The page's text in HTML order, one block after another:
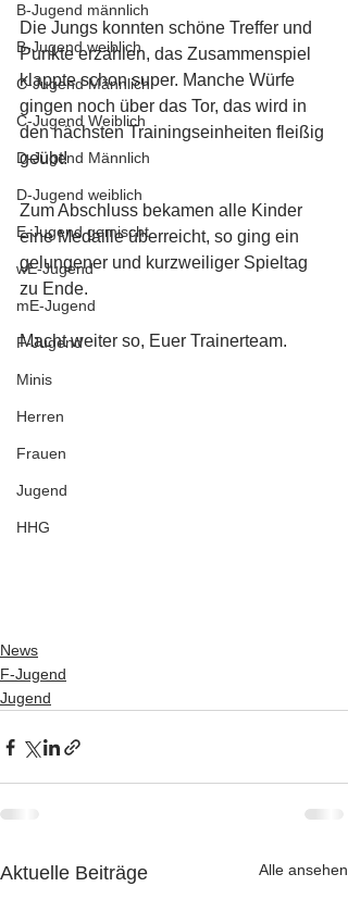
B-Jugend männlich
B-Jugend weiblich
C-Jugend Männlich
C-Jugend Weiblich
D-Jugend Männlich
D-Jugend weiblich
E-Jugend gemischt
wE-Jugend
mE-Jugend
F-Jugend
Minis
Herren
Frauen
Jugend
HHG
Die Jungs konnten schöne Treffer und
Punkte erzählen, das Zusammenspiel
klappte schon super. Manche Würfe
gingen noch über das Tor, das wird in
den nächsten Trainingseinheiten fleißig
geübt!
Zum Abschluss bekamen alle Kinder
eine Medaille überreicht, so ging ein
gelungener und kurzweiliger Spieltag
zu Ende.
Macht weiter so, Euer Trainerteam.
News
F-Jugend
Jugend
Aktuelle Beiträge Alle ansehen